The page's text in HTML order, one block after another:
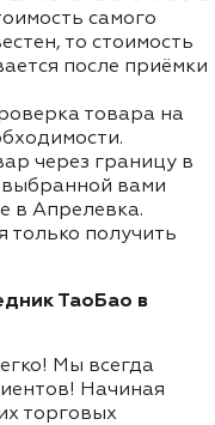
самого
то стоимость
после приёмки
товара на
через границу в
вами
в Апрелевка.
только получить
ТаоБао в
Мы всегда
Начиная
торговых